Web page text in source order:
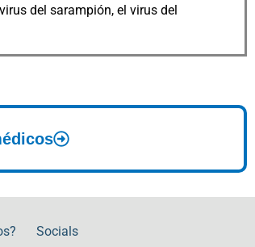
del sarampión, el virus del
Socials